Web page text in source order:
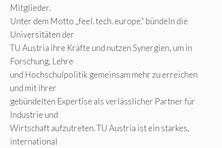
Mitglieder.
Unter dem Motto „feel. tech. europe.“ bündeln die
Universitäten der
TU Austria ihre Kräfte und nutzen Synergien, um in
Forschung, Lehre
und Hochschulpolitik gemeinsam mehr zu erreichen
und mit ihrer
gebündelten Expertise als verlässlicher Partner für
Industrie und
Wirtschaft aufzutreten. TU Austria ist ein starkes,
international